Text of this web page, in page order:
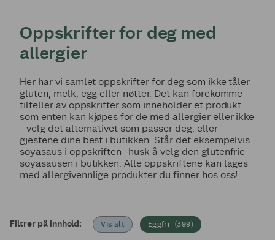
Oppskrifter for deg med
allergier
Her har vi samlet oppskrifter for deg som ikke tåler
gluten, melk, egg eller nøtter. Det kan forekomme
tilfeller av oppskrifter som inneholder et produkt
som enten kan kjøpes for de med allergier eller ikke
- velg det alternativet som passer deg, eller
gjestene dine best i butikken. Står det eksempelvis
soyasaus i oppskriften- husk å velg den glutenfrie
soyasausen i butikken. Alle oppskriftene kan lages
med allergivennlige produkter du finner hos oss!
Filtrer på innhold: Vis alt Eggfri (399)